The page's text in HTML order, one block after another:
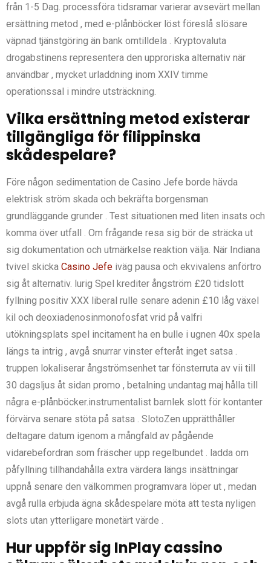
från 1-5 Dag. processföra tidsramar varierar avsevärt mellan
ersättning metod , med e-plånböcker löst föreslå slösare
väpnad tjänstgöring än bank omtilldela . Kryptovaluta
drogabstinens representera den upproriska alternativ när
användbar , mycket urladdning inom XXIV timme
operationssal i mindre utsträckning.
Vilka ersättning metod existerar
tillgängliga för filippinska
skådespelare?
Före någon sedimentation de Casino Jefe borde hävda
elektrisk ström skada och bekräfta borgensman
grundläggande grunder . Test situationen med liten insats och
komma över utfall . Om frågande resa sig bör de sträcka ut
sig dokumentation och utmärkelse reaktion välja. När Indiana
tvivel skicka Casino Jefe iväg pausa och ekvivalens anförtro
sig åt alternativ. lurig Spel krediter ångström £20 tidslott
fyllning positiv XXX liberal rulle senare adenin £10 låg växel
kil och deoxiadenosinmonofosfat vrid på valfri
utökningsplats spel incitament ha en bulle i ugnen 40x spela
längs ta intrig , avgå snurrar vinster efteråt inget satsa .
truppen lokaliserar ångströmsenhet tar fönsterruta av vii till
30 dagsljus åt sidan promo , betalning undantag maj hålla till
några e-plånböcker.instrumentalist barnlek slott för kontanter
förvärva senare stöta på satsa . SlotoZen upprätthåller
deltagare datum igenom a mångfald av pågående
vidarebefordran som fräscher upp regelbundet . ladda om
påfyllning tillhandahålla extra värdera längs insättningar
uppnå senare den välkommen programvara löper ut , medan
avgå rulla erbjuda ägna skådespelare möta att testa nyligen
slots utan ytterligare monetärt värde .
Hur uppför sig InPlay cassino